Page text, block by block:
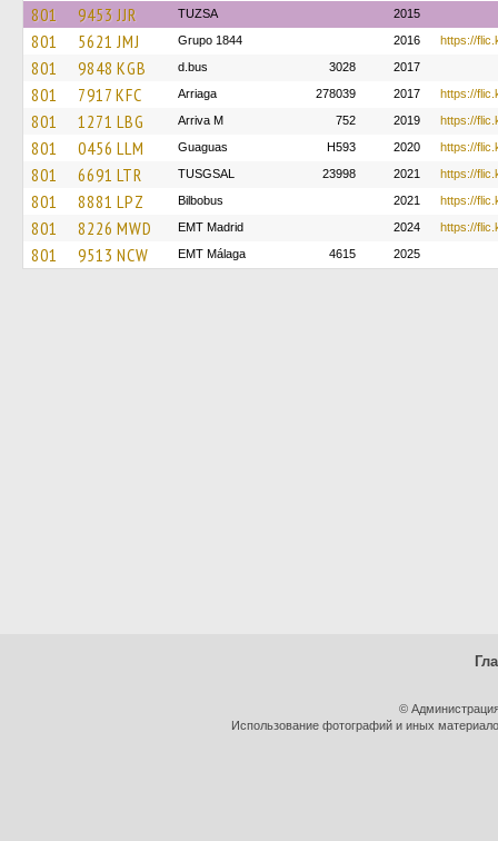
801 9453 JJR TUZSA 2015
801 5621 JMJ Grupo 1844 2016 https://
801 9848 KGB d.bus 3028 2017
801 7917 KFC Arriaga 278039 2017 https://
801 1271 LBG Arriva M 752 2019 https://
801 0456 LLM Guaguas H593 2020 https://
801 6691 LTR TUSGSAL 23998 2021 https://
801 8881 LPZ Bilbobus 2021 https://
801 8226 MWD EMT Madrid 2024 https://
801 9513 NCW EMT Málaga 4615 2025
©
Использование фотографий и иных